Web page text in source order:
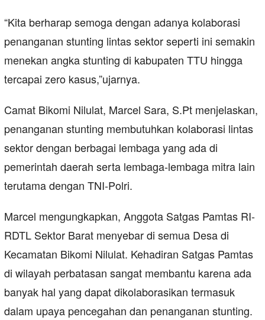
“Kita berharap semoga dengan adanya kolaborasi
penanganan stunting lintas sektor seperti ini semakin
menekan angka stunting di kabupaten TTU hingga
tercapai zero kasus,”ujarnya.
Camat Bikomi Nilulat, Marcel Sara, S.Pt menjelaskan,
penanganan stunting membutuhkan kolaborasi lintas
sektor dengan berbagai lembaga yang ada di
pemerintah daerah serta lembaga-lembaga mitra lain
terutama dengan TNI-Polri.
Marcel mengungkapkan, Anggota Satgas Pamtas RI-
RDTL Sektor Barat menyebar di semua Desa di
Kecamatan Bikomi Nilulat. Kehadiran Satgas Pamtas
di wilayah perbatasan sangat membantu karena ada
banyak hal yang dapat dikolaborasikan termasuk
dalam upaya pencegahan dan penanganan stunting.